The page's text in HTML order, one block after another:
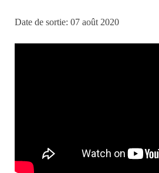
Date de sortie: 07 août 2020